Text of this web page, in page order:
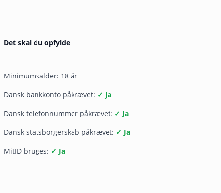
Det skal du opfylde
Minimumsalder: 18 år
Dansk bankkonto påkrævet: ✓ Ja
Dansk telefonnummer påkrævet: ✓ Ja
Dansk statsborgerskab påkrævet: ✓ Ja
MitID bruges: ✓ Ja